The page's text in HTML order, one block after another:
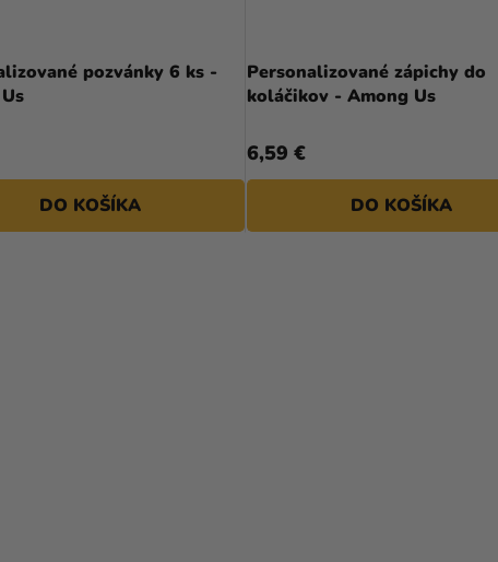
pozvánky 6 ks -
DO KOŠÍKA
Personalizované zápichy do
koláčikov - Among Us
6,59 €
DO KOŠÍKA